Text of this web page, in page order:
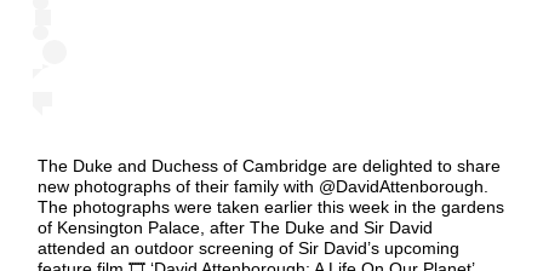
The Duke and Duchess of Cambridge are delighted to share
new photographs of their family with @DavidAttenborough.
The photographs were taken earlier this week in the gardens
of Kensington Palace, after The Duke and Sir David
attended an outdoor screening of Sir David’s upcoming